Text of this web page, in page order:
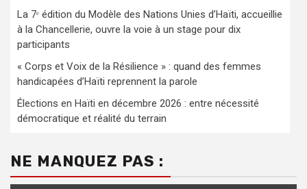
La 7ᵉ édition du Modèle des Nations Unies d’Haïti, accueillie
à la Chancellerie, ouvre la voie à un stage pour dix
participants
« Corps et Voix de la Résilience » : quand des femmes
handicapées d’Haïti reprennent la parole
Élections en Haïti en décembre 2026 : entre nécessité
démocratique et réalité du terrain
NE MANQUEZ PAS :